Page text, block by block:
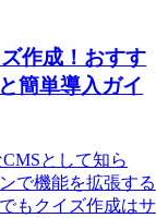
作成！おすす
簡単導入ガイ
CMSとして知ら
で機能を拡張する
もクイズ作成はサ